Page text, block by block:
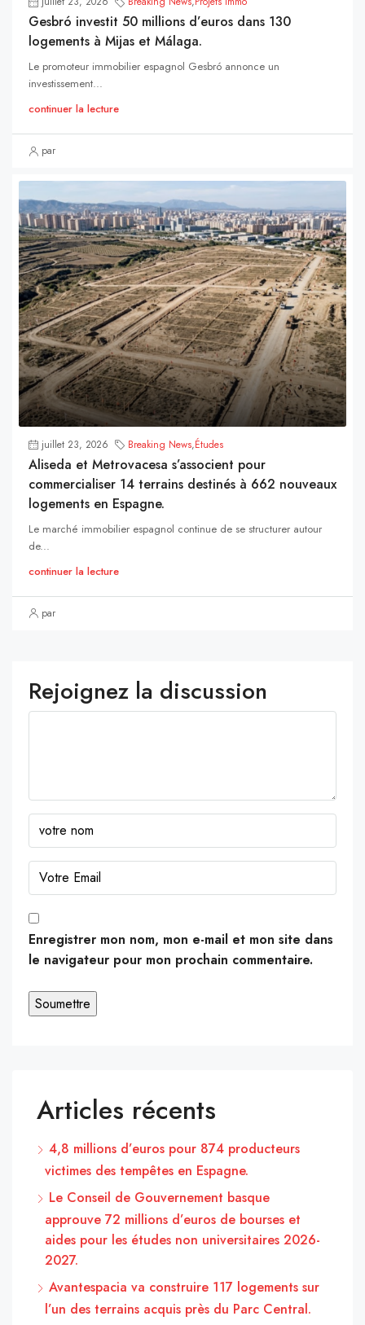
Gesbró investit 50 millions d’euros dans 130
logements à Mijas et Málaga.
Le promoteur immobilier espagnol Gesbró annonce un
investissement...
continuer la lecture
par
juillet 23, 2026 Breaking News,Études
Aliseda et Metrovacesa s’associent pour
commercialiser 14 terrains destinés à 662 nouveaux
logements en Espagne.
Le marché immobilier espagnol continue de se structurer autour
de...
continuer la lecture
par
Rejoignez la discussion
Enregistrer mon nom, mon e-mail et mon site dans
le navigateur pour mon prochain commentaire.
Articles récents
4,8 millions d’euros pour 874 producteurs
victimes des tempêtes en Espagne.
Le Conseil de Gouvernement basque
approuve 72 millions d’euros de bourses et
aides pour les études non universitaires 2026-
2027.
Avantespacia va construire 117 logements sur
l’un des terrains acquis près du Parc Central.